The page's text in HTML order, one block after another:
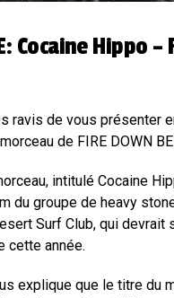
Cocaine Hippo –
ravis de vous présenter
de FIRE DOWN
intitulé Cocaine
du groupe de heavy
Surf Club, qui devrait
cette année.
explique que le titre du